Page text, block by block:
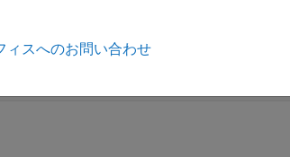
core
ィスへのお問い合わせ